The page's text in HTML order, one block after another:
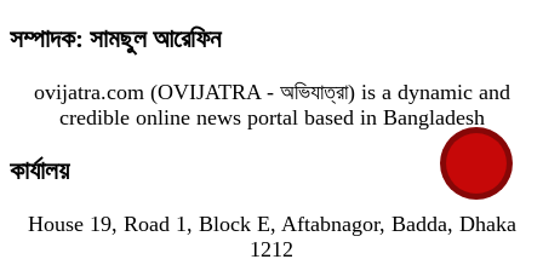
সম্পাদক: সামছুল আরেফিন
ovijatra.com (OVIJATRA - অভিযাত্রা) is a dynamic and
credible online news portal based in Bangladesh
কার্যালয়
House 19, Road 1, Block E, Aftabnagor, Badda, Dhaka
1212